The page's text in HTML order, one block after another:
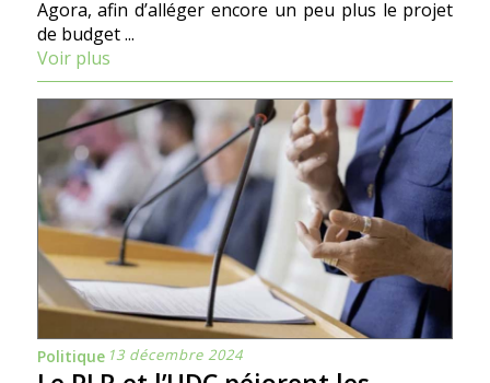
Agora, afin d’alléger encore un peu plus le projet
de budget ...
Voir plus
Politique 13 décembre 2024